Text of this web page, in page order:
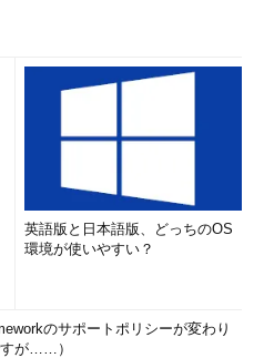
在などが明確でない若いベンチ
に「社内の仕組みがあいまい」
と、業務範囲や責任の範囲が明
しまう可能性もある。しっかり
きなリスクを伴うことになって
ニアとして「やりがい」を感じ
いようだ。「37歳の男性や45
やる気』とそれに見合った経験
害になるとはいえません。自分
英語版と日本語版、どっちのOS
環境が使いやすい？
のサポートポリシーが変わり
が……）